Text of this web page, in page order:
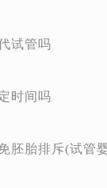
试管吗
时间吗
胚胎排斥(试管